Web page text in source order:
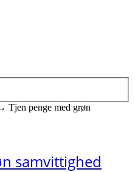
Tjen penge med grøn
samvittighed